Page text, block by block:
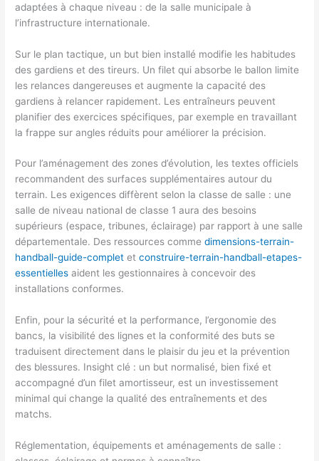
adaptées à chaque niveau : de la salle municipale à
l’infrastructure internationale.
Sur le plan tactique, un but bien installé modifie les habitudes
des gardiens et des tireurs. Un filet qui absorbe le ballon limite
les relances dangereuses et augmente la capacité des
gardiens à relancer rapidement. Les entraîneurs peuvent
planifier des exercices spécifiques, par exemple en travaillant
la frappe sur angles réduits pour améliorer la précision.
Pour l’aménagement des zones d’évolution, les textes officiels
recommandent des surfaces supplémentaires autour du
terrain. Les exigences diffèrent selon la classe de salle : une
salle de niveau national de classe 1 aura des besoins
supérieurs (espace, tribunes, éclairage) par rapport à une salle
départementale. Des ressources commedimensions-terrain-
handball-guide-complet etconstruire-terrain-handball-etapes-
essentielles aident les gestionnaires à concevoir des
installations conformes.
Enfin, pour la sécurité et la performance, l’ergonomie des
bancs, la visibilité des lignes et la conformité des buts se
traduisent directement dans le plaisir du jeu et la prévention
des blessures. Insight clé : un but normalisé, bien fixé et
accompagné d’un filet amortisseur, est un investissement
minimal qui change la qualité des entraînements et des
matchs.
Réglementation, équipements et aménagements de salle :